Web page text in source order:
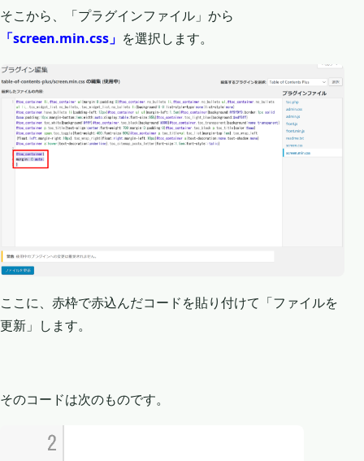
そこから、「プラグインファイル」から
「screen.min.css」 を選択します。
ここに、赤枠で赤込んだコードを貼り付けて「ファイルを
更新」します。
そのコードは次のものです。